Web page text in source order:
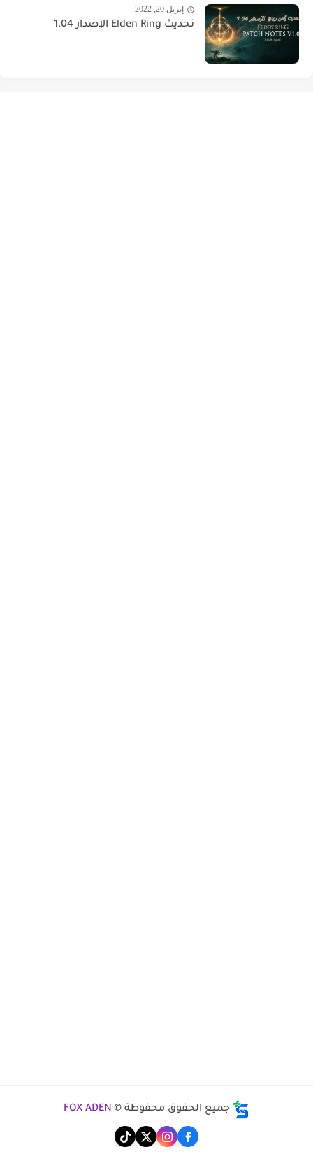
إبريل 20, 2022
تحديث Elden Ring الإصدار 1.04
جميع الحقوق محفوظة © FOX ADEN